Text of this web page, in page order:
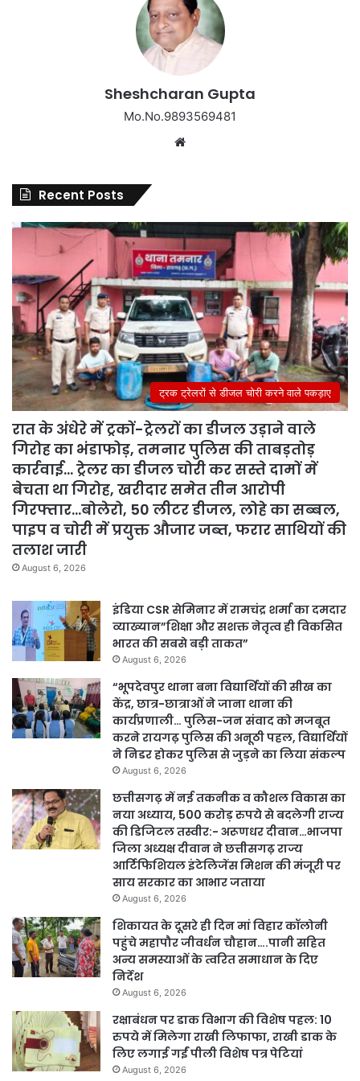
Sheshcharan Gupta
Mo.No.9893569481
Recent Posts
ट्रक ट्रेलरों से डीजल चोरी करने वाले पकड़ाए
रात के अंधेरे में ट्रकों-ट्रेलरों का डीजल उड़ाने वाले
गिरोह का भंडाफोड़, तमनार पुलिस की ताबड़तोड़
कार्रवाई… ट्रेलर का डीजल चोरी कर सस्ते दामों में
बेचता था गिरोह, खरीदार समेत तीन आरोपी
गिरफ्तार…बोलेरो, 50 लीटर डीजल, लोहे का सब्बल,
पाइप व चोरी में प्रयुक्त औजार जब्त, फरार साथियों की
तलाश जारी
August 6, 2026
इंडिया CSR सेमिनार में रामचंद्र शर्मा का दमदार
व्याख्यान”शिक्षा और सशक्त नेतृत्व ही विकसित
भारत की सबसे बड़ी ताकत”
August 6, 2026
“भूपदेवपुर थाना बना विद्यार्थियों की सीख का
केंद्र, छात्र-छात्राओं ने जाना थाना की
कार्यप्रणाली… पुलिस-जन संवाद को मजबूत
करने रायगढ़ पुलिस की अनूठी पहल, विद्यार्थियों
ने निडर होकर पुलिस से जुड़ने का लिया संकल्प
August 6, 2026
छत्तीसगढ़ में नई तकनीक व कौशल विकास का
नया अध्याय, 500 करोड़ रुपये से बदलेगी राज्य
की डिजिटल तस्वीर:- अरूणधर दीवान…भाजपा
जिला अध्यक्ष दीवान ने छत्तीसगढ़ राज्य
आर्टिफिशियल इंटेलिजेंस मिशन की मंजूरी पर
साय सरकार का आभार जताया
August 6, 2026
शिकायत के दूसरे ही दिन मां विहार कॉलोनी
पहुंचे महापौर जीवर्धन चौहान….पानी सहित
अन्य समस्याओं के त्वरित समाधान के दिए
निर्देश
August 6, 2026
रक्षाबंधन पर डाक विभाग की विशेष पहल: 10
रुपये में मिलेगा राखी लिफाफा, राखी डाक के
लिए लगाई गईं पीली विशेष पत्र पेटियां
August 6, 2026